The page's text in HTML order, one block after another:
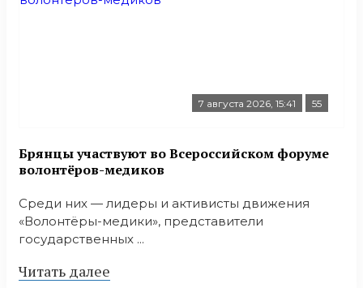
7 августа 2026, 15:41 55
Брянцы участвуют во Всероссийском форуме
волонтёров-медиков
Среди них — лидеры и активисты движения
«Волонтёры-медики», представители
государственных ...
Читать далее